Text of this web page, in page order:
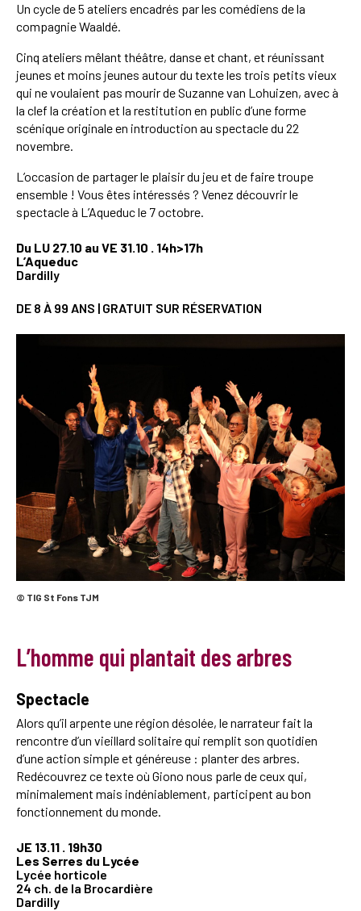
Un cycle de 5 ateliers encadrés par les comédiens de la
compagnie Waaldé.
Cinq ateliers mêlant théâtre, danse et chant, et réunissant
jeunes et moins jeunes autour du texte les trois petits vieux
qui ne voulaient pas mourir de Suzanne van Lohuizen, avec à
la clef la création et la restitution en public d’une forme
scénique originale en introduction au spectacle du 22
novembre.
L’occasion de partager le plaisir du jeu et de faire troupe
ensemble ! Vous êtes intéressés ? Venez découvrir le
spectacle à L’Aqueduc le 7 octobre.
Du LU 27.10 au VE 31.10 . 14h>17h
L’Aqueduc
Dardilly
DE 8 À 99 ANS | GRATUIT SUR RÉSERVATION
© TIG St Fons TJM
L’homme qui plantait des arbres
Spectacle
Alors qu’il arpente une région désolée, le narrateur fait la
rencontre d’un vieillard solitaire qui remplit son quotidien
d’une action simple et généreuse : planter des arbres.
Redécouvrez ce texte où Giono nous parle de ceux qui,
minimalement mais indéniablement, participent au bon
fonctionnement du monde.
JE 13.11 . 19h30
Les Serres du Lycée
Lycée horticole
24 ch. de la Brocardière
Dardilly